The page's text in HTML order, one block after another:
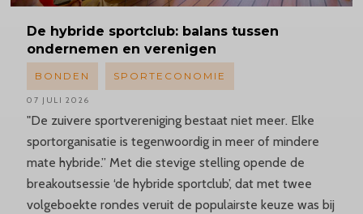
De hybride sportclub: balans tussen
ondernemen en verenigen
"De zuivere sportvereniging bestaat niet meer. Elke
sportorganisatie is tegenwoordig in meer of mindere
mate hybride.” Met die stevige stelling opende de
breakoutsessie ‘de hybride sportclub’, dat met twee
volgeboekte rondes veruit de populairste keuze was bij
BONDEN SPORTECONOMIE
07 JULI 2026